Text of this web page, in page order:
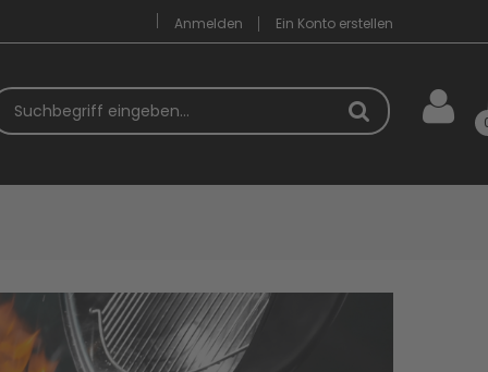
Anmelden
Ein Konto erstellen